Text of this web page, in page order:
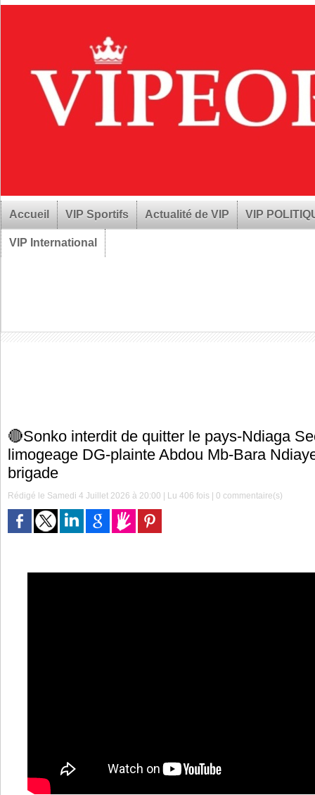
Accueil VIP Sportifs Actualité de VIP VIP
VIP International
🔴Sonko interdit de quitter le pays-Ndiaga
limogeage DG-plainte Abdou Mb-Bara
brigade
Rédigé le Samedi 4 Juillet 2026 à 20:00 | Lu 406 fois |0 commentaire(s)